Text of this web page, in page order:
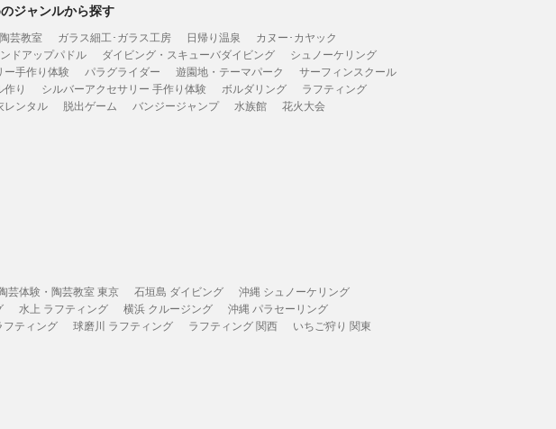
ジャンルから探す
芸教室 ガラス細工･ガラス工房 日帰り温泉
カヌー･カヤック
ドアップパドル
ダイビング・スキューバダイビング
シュノーケリング
ー手作り体験
パラグライダー 遊園地・テーマパーク
サーフィンスクール
作り
シルバーアクセサリー 手作り体験 ボルダリング
ラフティング
レンタル
脱出ゲーム バンジージャンプ 水族館 花火大会
芸体験・陶芸教室 東京 石垣島 ダイビング
沖縄 シュノーケリング
水上 ラフティング 横浜 クルージング
沖縄 パラセーリング
フティング 球磨川 ラフティング ラフティング 関西
いちご狩り 関東